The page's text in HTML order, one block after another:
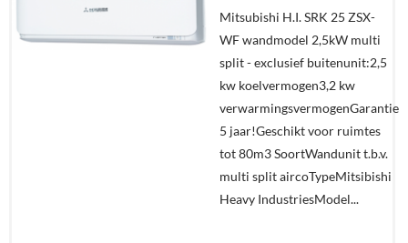
Offerte
aanvragen?
In
winkelmand
Mitsubishi H.I. SRK 25 ZSX-
WF wandmodel 2,5kW multi
split - exclusief buitenunit:2,5
kw koelvermogen3,2 kw
verwarmingsvermogenGarantie
5 jaar!Geschikt voor ruimtes
tot 80m3 SoortWandunit t.b.v.
multi split aircoTypeMitsibishi
Heavy IndustriesModel...